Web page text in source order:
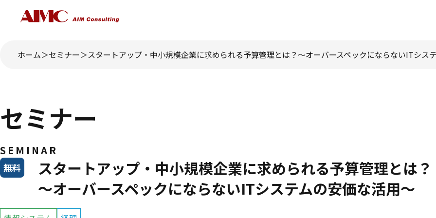
ホーム セミナー スタートアップ・中小規模企業に求められる予算管理とは？～オーバースペックにならないITシス
セミナー
SEMINAR
スタートアップ・中小規模企業に求められる予算管理とは？
～オーバースペックにならないITシステムの安価な活用～
無料